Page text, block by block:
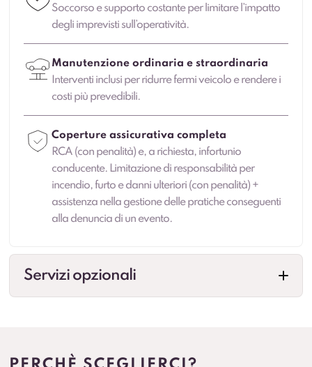
Soccorso e supporto costante per limitare l’impatto
degli imprevisti sull’operatività.
Manutenzione ordinaria e straordinaria
Interventi inclusi per ridurre fermi veicolo e rendere i
costi più prevedibili.
Coperture assicurativa completa
RCA (con penalità) e, a richiesta, infortunio
conducente. Limitazione di responsabilità per
incendio, furto e danni ulteriori (con penalità) +
assistenza nella gestione delle pratiche conseguenti
alla denuncia di un evento.
Servizi opzionali